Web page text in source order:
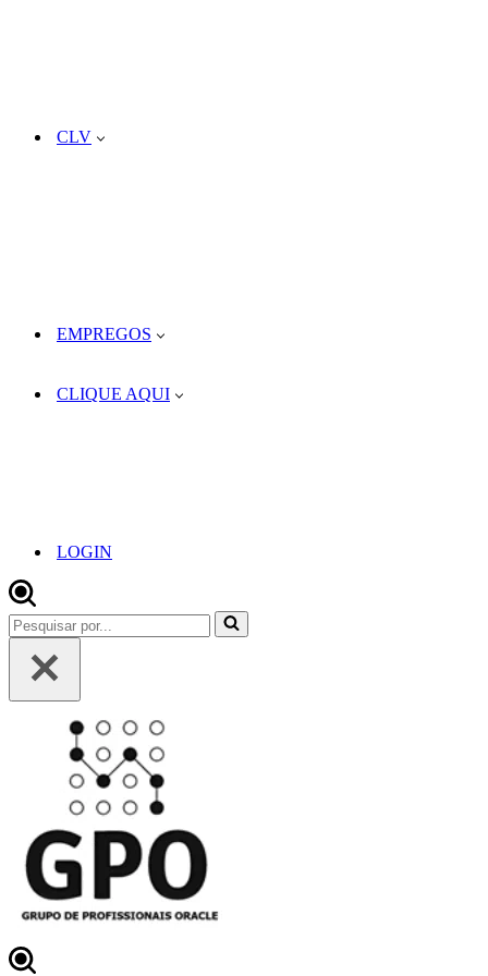
CLV
EMPREGOS
CLIQUE AQUI
LOGIN
Pesquisar
por...